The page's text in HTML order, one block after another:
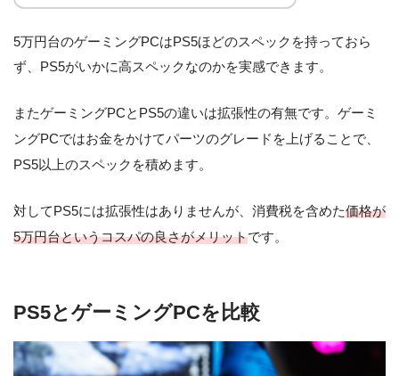
5万円台のゲーミングPCはPS5ほどのスペックを持っておら
ず、PS5がいかに高スペックなのかを実感できます。
またゲーミングPCとPS5の違いは拡張性の有無です。ゲーミ
ングPCではお金をかけてパーツのグレードを上げることで、
PS5以上のスペックを積めます。
対してPS5には拡張性はありませんが、消費税を含めた価格が
5万円台というコスパの良さがメリットです。
PS5とゲーミングPCを比較